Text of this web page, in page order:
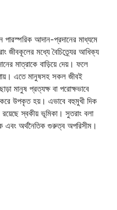
পারস্পরিক আদান-প্রদানের মাধ্যমে
জীবকূলের মধ্যে বৈচিত্র্যের আধিক্য
মাত্রাকে বাড়িয়ে দেয়। ফলে
এতে মানুষসহ সকল জীবই
মানুষ প্রত্যক্ষ বা পরোক্ষভাবে
করে উপকৃত হয়। এভাবে বহুমুখী দিক
স্বকীয় ভূমিকা। সুতরাং বলা
এবং অর্থনৈতিক গুরুত্ব অপরিসীম।